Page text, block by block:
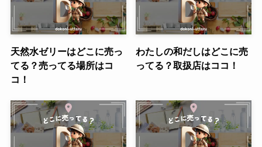
天然水ゼリーはどこに売っ
てる？売ってる場所はコ
コ！
わたしの和だしはどこに売
ってる？取扱店はココ！